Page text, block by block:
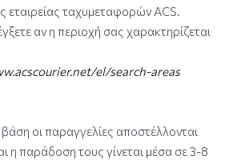
εταιρείας ταχυμεταφορών ACS.
αν η περιοχή σας χαρακτηρίζεται
el/search-areas
οι παραγγελίες αποστέλλονται
η παράδοση τους γίνεται μέσα σε 3-8